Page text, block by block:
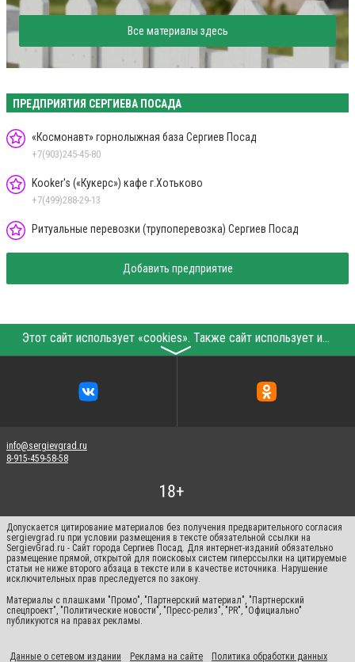
Все материалы здесь
ПРЕДПРИЯТИЯ СЕРГИЕВА ПОСАДА
«Космонавт» горнолыжная база Сергиев Посад
+7(903)245-45-80
Kooker's («Кукерс») кафе г.Хотьково
+7(499)288-29-13
Ритуальные перевозки (трупоперевозка) Сергиев Посад
Добавить предприятие
Этот сайт использует «cookies». Также сайт использует интернет-сервис для сбора технических данных касательно посетителей с целью получения маркетинговой и статистической информации. Условия обработки данных посетителей сайта см.
〉
info@sergievgrad.ru
8-915-459-58-58
Допускается цитирование материалов без получения предварительного согласия
sergievgrad.ru при условии размещения в тексте обязательной ссылки на
SergievGrad.ru - Сайт города Сергиев Посад. Для интернет-изданий обязательно
размещение прямой, открытой для поисковых систем гиперссылки на цитируемые
статьи не ниже второго абзаца в тексте или в качестве источника. Нарушение
исключительных прав преследуется по закону.
Материалы с плашками "Промо", "Партнерский материал", "Партнерский
спецпроект", "Политические новости", "Пресс-релиз", "PR", "Официально"
публикуются на правах рекламы.
Данные о сетевом издании Реклама на сайте Политика обработки данных